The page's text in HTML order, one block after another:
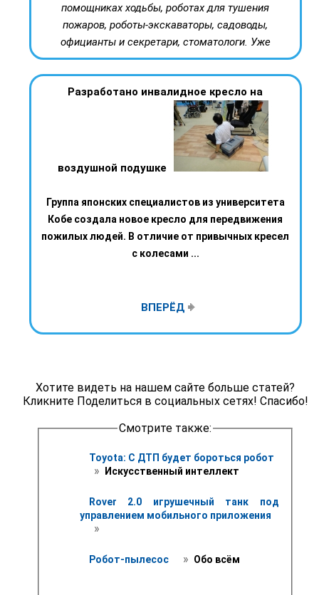
помощниках ходьбы, роботах для тушения
пожаров, роботы-экскаваторы, садоводы,
официанты и секретари, стоматологи. Уже
Разработано инвалидное кресло на
воздушной подушке
Группа японских специалистов из университета
Кобе создала новое кресло для передвижения
пожилых людей. В отличие от привычных кресел
с колесами ...
ВПЕРЁД
Хотите видеть на нашем сайте больше статей?
Кликните Поделиться в социальных сетях! Спасибо!
Смотрите также:
Toyota: С ДТП будет бороться робот
» Искусственный интеллект
Rover 2.0 игрушечный танк под
управлением мобильного приложения
»
Робот-пылесос » Обо всём